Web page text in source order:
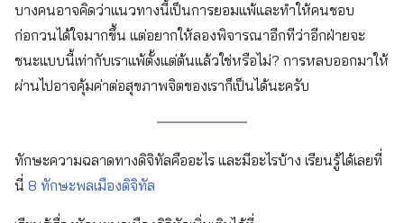
บางคนอาจคิดว่าแนวทางนี้เป็นการยอมแพ้และทำให้คนชอบ
ก่อกวนได้ใจมากขึ้น แต่อยากให้ลองพิจารณาอีกทีว่าอีกฝ่ายจะ
ชนะแบบนี้เท่ากับเราแพ้ตั้งแต่ต้นแล้วใช่หรือไม่? การหลบออกมาให้
ผ่านไปอาจคุ้มค่าต่อสุขภาพจิตของเราก็เป็นได้นะครับ
ทักษะความฉลาดทางดิจิทัลคืออะไร และมีอะไรบ้าง เรียนรู้ได้เลยที่
นี่ 8 ทักษะพลเมืองดิจิทัล